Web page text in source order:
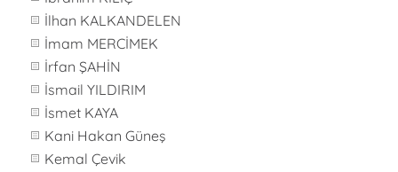
İlhan KALKANDELEN
İmam MERCİMEK
İrfan ŞAHİN
İsmail YILDIRIM
İsmet KAYA
Kani Hakan Güneş
Kemal Çevik